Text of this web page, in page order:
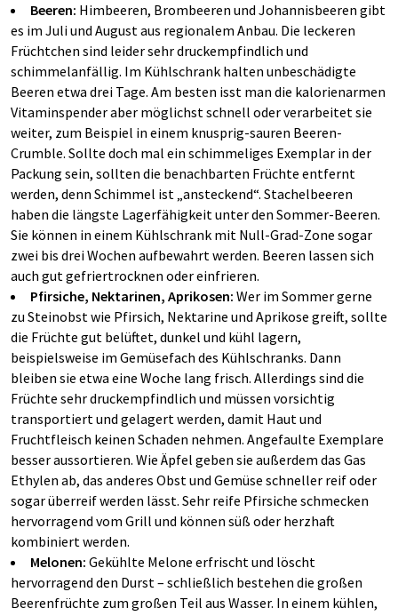
Beeren: Himbeeren, Brombeeren und Johannisbeeren gibt
es im Juli und August aus regionalem Anbau. Die leckeren
Früchtchen sind leider sehr druckempfindlich und
schimmelanfällig. Im Kühlschrank halten unbeschädigte
Beeren etwa drei Tage. Am besten isst man die kalorienarmen
Vitaminspender aber möglichst schnell oder verarbeitet sie
weiter, zum Beispiel in einem knusprig-sauren Beeren-
Crumble. Sollte doch mal ein schimmeliges Exemplar in der
Packung sein, sollten die benachbarten Früchte entfernt
werden, denn Schimmel ist „ansteckend“. Stachelbeeren
haben die längste Lagerfähigkeit unter den Sommer-Beeren.
Sie können in einem Kühlschrank mit Null-Grad-Zone sogar
zwei bis drei Wochen aufbewahrt werden. Beeren lassen sich
auch gut gefriertrocknen oder einfrieren.
Pfirsiche, Nektarinen, Aprikosen: Wer im Sommer gerne
zu Steinobst wie Pfirsich, Nektarine und Aprikose greift, sollte
die Früchte gut belüftet, dunkel und kühl lagern,
beispielsweise im Gemüsefach des Kühlschranks. Dann
bleiben sie etwa eine Woche lang frisch. Allerdings sind die
Früchte sehr druckempfindlich und müssen vorsichtig
transportiert und gelagert werden, damit Haut und
Fruchtfleisch keinen Schaden nehmen. Angefaulte Exemplare
besser aussortieren. Wie Äpfel geben sie außerdem das Gas
Ethylen ab, das anderes Obst und Gemüse schneller reif oder
sogar überreif werden lässt. Sehr reife Pfirsiche schmecken
hervorragend vom Grill und können süß oder herzhaft
kombiniert werden.
Melonen: Gekühlte Melone erfrischt und löscht
hervorragend den Durst – schließlich bestehen die großen
Beerenfrüchte zum großen Teil aus Wasser. In einem kühlen,